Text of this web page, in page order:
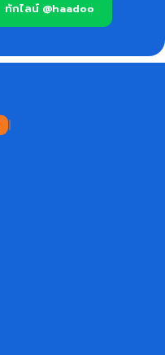
ทักไลน์ @haadoo